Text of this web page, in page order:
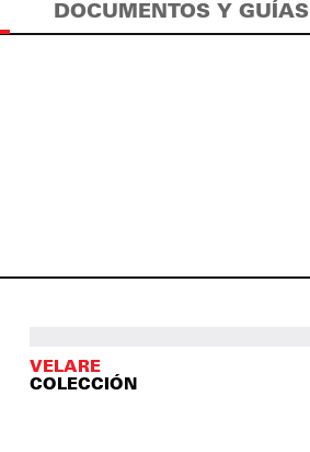
DOCUMENTOS Y GUÍAS
VELARE
COLECCIÓN